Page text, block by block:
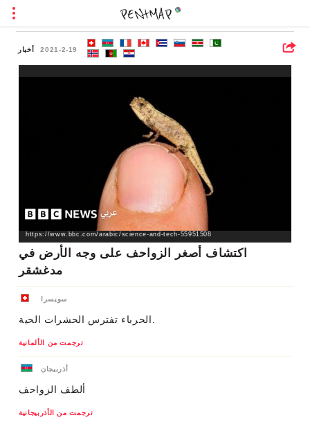
أخبار 2021-2-19
https://www.bbc.com/arabic/science-and-tech-55951508
اكتشاف أصغر الزواحف على وجه الأرض في
مدغشقر
سويسرا
ترجمت من الألمانية
أذربيجان
ألطف الزواحف
ترجمت من الأذربيجانية